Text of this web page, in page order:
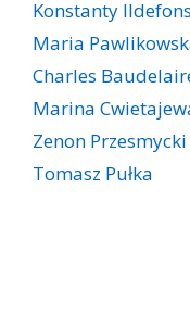
Konstanty
Maria
Charles
Marina
Zenon Przesmycki
Tomasz Pułka